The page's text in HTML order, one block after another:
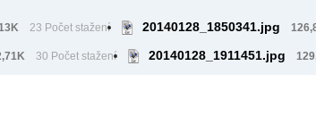
23 Počet stažení 20140128_1850341.jpg
30 Počet stažení 20140128_1911451.jpg